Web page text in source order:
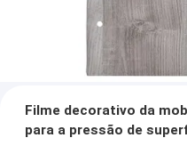
Filme decorativo da
para a pressão de